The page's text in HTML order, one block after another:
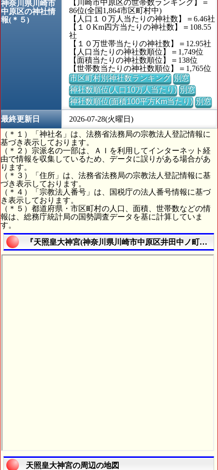
神奈川県川崎市
中原区の神社情
報(＊５)
【川崎市中原区の世帯数ランキング】＝
86位(全国1,864市区町村中)
【人口１０万人当たりの神社数】＝6.46社
【１０Km四方当たりの神社数】＝108.55
社
【１０万世帯当たりの神社数】＝12.95社
【人口当たりの神社数順位】＝1,749位
【面積当たりの神社数順位】＝138位
【世帯数当たりの神社数順位】＝1,765位
市区町村別神社数ランキング 別窓
神社数順位(人口10万人当たり) 別窓
神社数順位(面積100平方Km当たり) 別窓
最終更新日
2026-07-28(火曜日)
（＊１）「神社名」は、法務省法務局の宗教法人登記情報に
基づき表示しております。
（＊２）宗派名の一部は、ＡＩを利用してインターネット経
由で情報を収集しているため、データに誤りがある場合があ
ります。
（＊３）「住所」は、法務省法務局の宗教法人登記情報に基
づき表示しております。
（＊４）「宗教法人番号」は、国税庁の法人番号情報に基づ
き表示しております。
（＊５）都道府県・市区町村の人口、面積、世帯数などの情
報は、総務庁統計局の国勢調査データを基に計算していま
す。
『天照皇大神宮(神奈川県川崎市中原区井田中ノ町１
天照皇大神宮の周辺の地図